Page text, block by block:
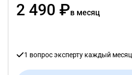
2 490 ₽в месяц
1 вопрос эксперту каждый месяц